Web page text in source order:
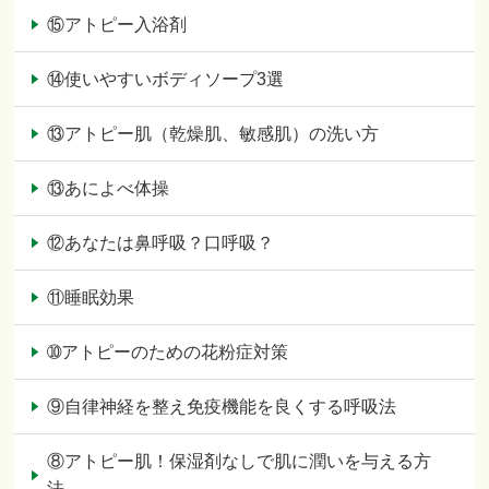
⑮アトピー入浴剤
⑭使いやすいボディソープ3選
⑬アトピー肌（乾燥肌、敏感肌）の洗い方
⑬あによべ体操
⑫あなたは鼻呼吸？口呼吸？
⑪睡眠効果
➉アトピーのための花粉症対策
⑨自律神経を整え免疫機能を良くする呼吸法
⑧アトピー肌！保湿剤なしで肌に潤いを与える方